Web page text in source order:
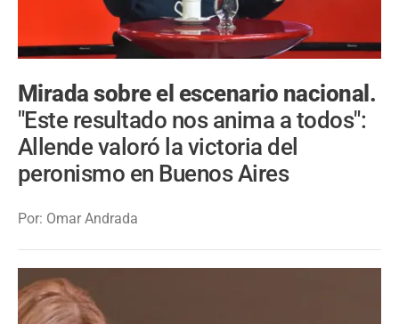
Mirada sobre el escenario nacional.
"Este resultado nos anima a todos":
Allende valoró la victoria del
peronismo en Buenos Aires
Por: Omar Andrada